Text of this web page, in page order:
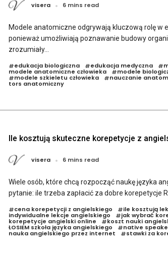
visera 6 mins read
Modele anatomiczne odgrywają kluczową rolę w
ponieważ umożliwiają poznawanie budowy
zrozumiały...
#edukacja biologiczna #edukacja medyczna #
modele anatomiczne człowieka #modele
#modele szkieletu człowieka #nauczanie
tors anatomiczny
Ile kosztują skuteczne korepetycje z
visera 6 mins read
Wiele osób, które chcą rozpocząć naukę języka
pytanie: ile trzeba zapłacić za dobre korepetycje
#cena korepetycji z angielskiego #ile kosztują
indywidualne lekcje angielskiego #jak wybrać
korepetycje angielski online #koszt nauki
ŁOSIEM szkoła języka angielskiego #native
nauka angielskiego przez internet #stawki za